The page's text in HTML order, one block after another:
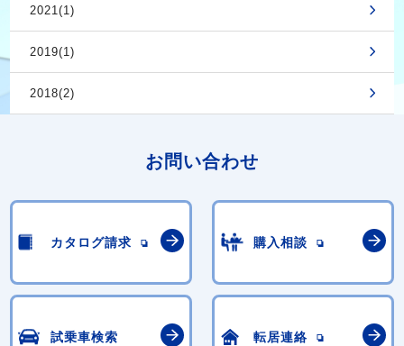
2021(1)
2019(1)
2018(2)
お問い合わせ
カタログ請求 購入相談
試乗車検索 転居連絡